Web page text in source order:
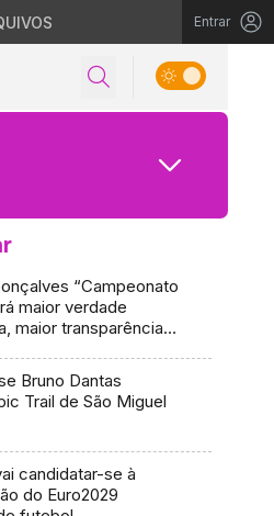
Entrar
“Campeonato
maior verdade
maior transparência e
Bruno Dantas
Trail de São Miguel
candidatar-se à
do Euro2029